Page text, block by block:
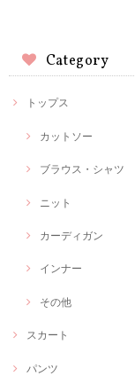
Category
トップス
カットソー
ブラウス・シャツ
ニット
カーディガン
インナー
その他
スカート
パンツ